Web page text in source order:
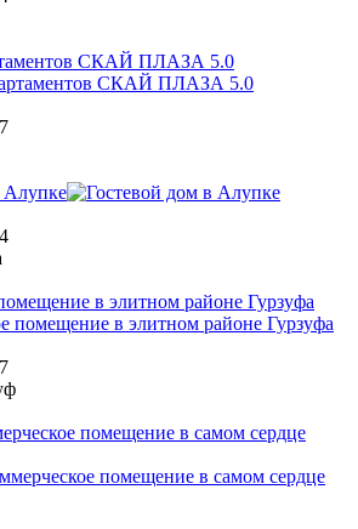
СКАЙ ПЛАЗА 5.0
Алупке
в элитном районе Гурзуфа
помещение в самом сердце